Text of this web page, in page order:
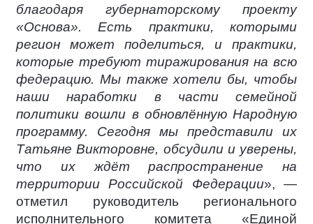
благодаря губернаторскому проекту
«Основа». Есть практики, которыми
регион может поделиться, и практики,
которые требуют тиражирования на всю
федерацию. Мы также хотели бы, чтобы
наши наработки в части семейной
политики вошли в обновлённую Народную
программу. Сегодня мы представили их
Татьяне Викторовне, обсудили и уверены,
что их ждёт распространение на
территории Российской Федерации», —
отметил руководитель регионального
исполнительного комитета «Единой